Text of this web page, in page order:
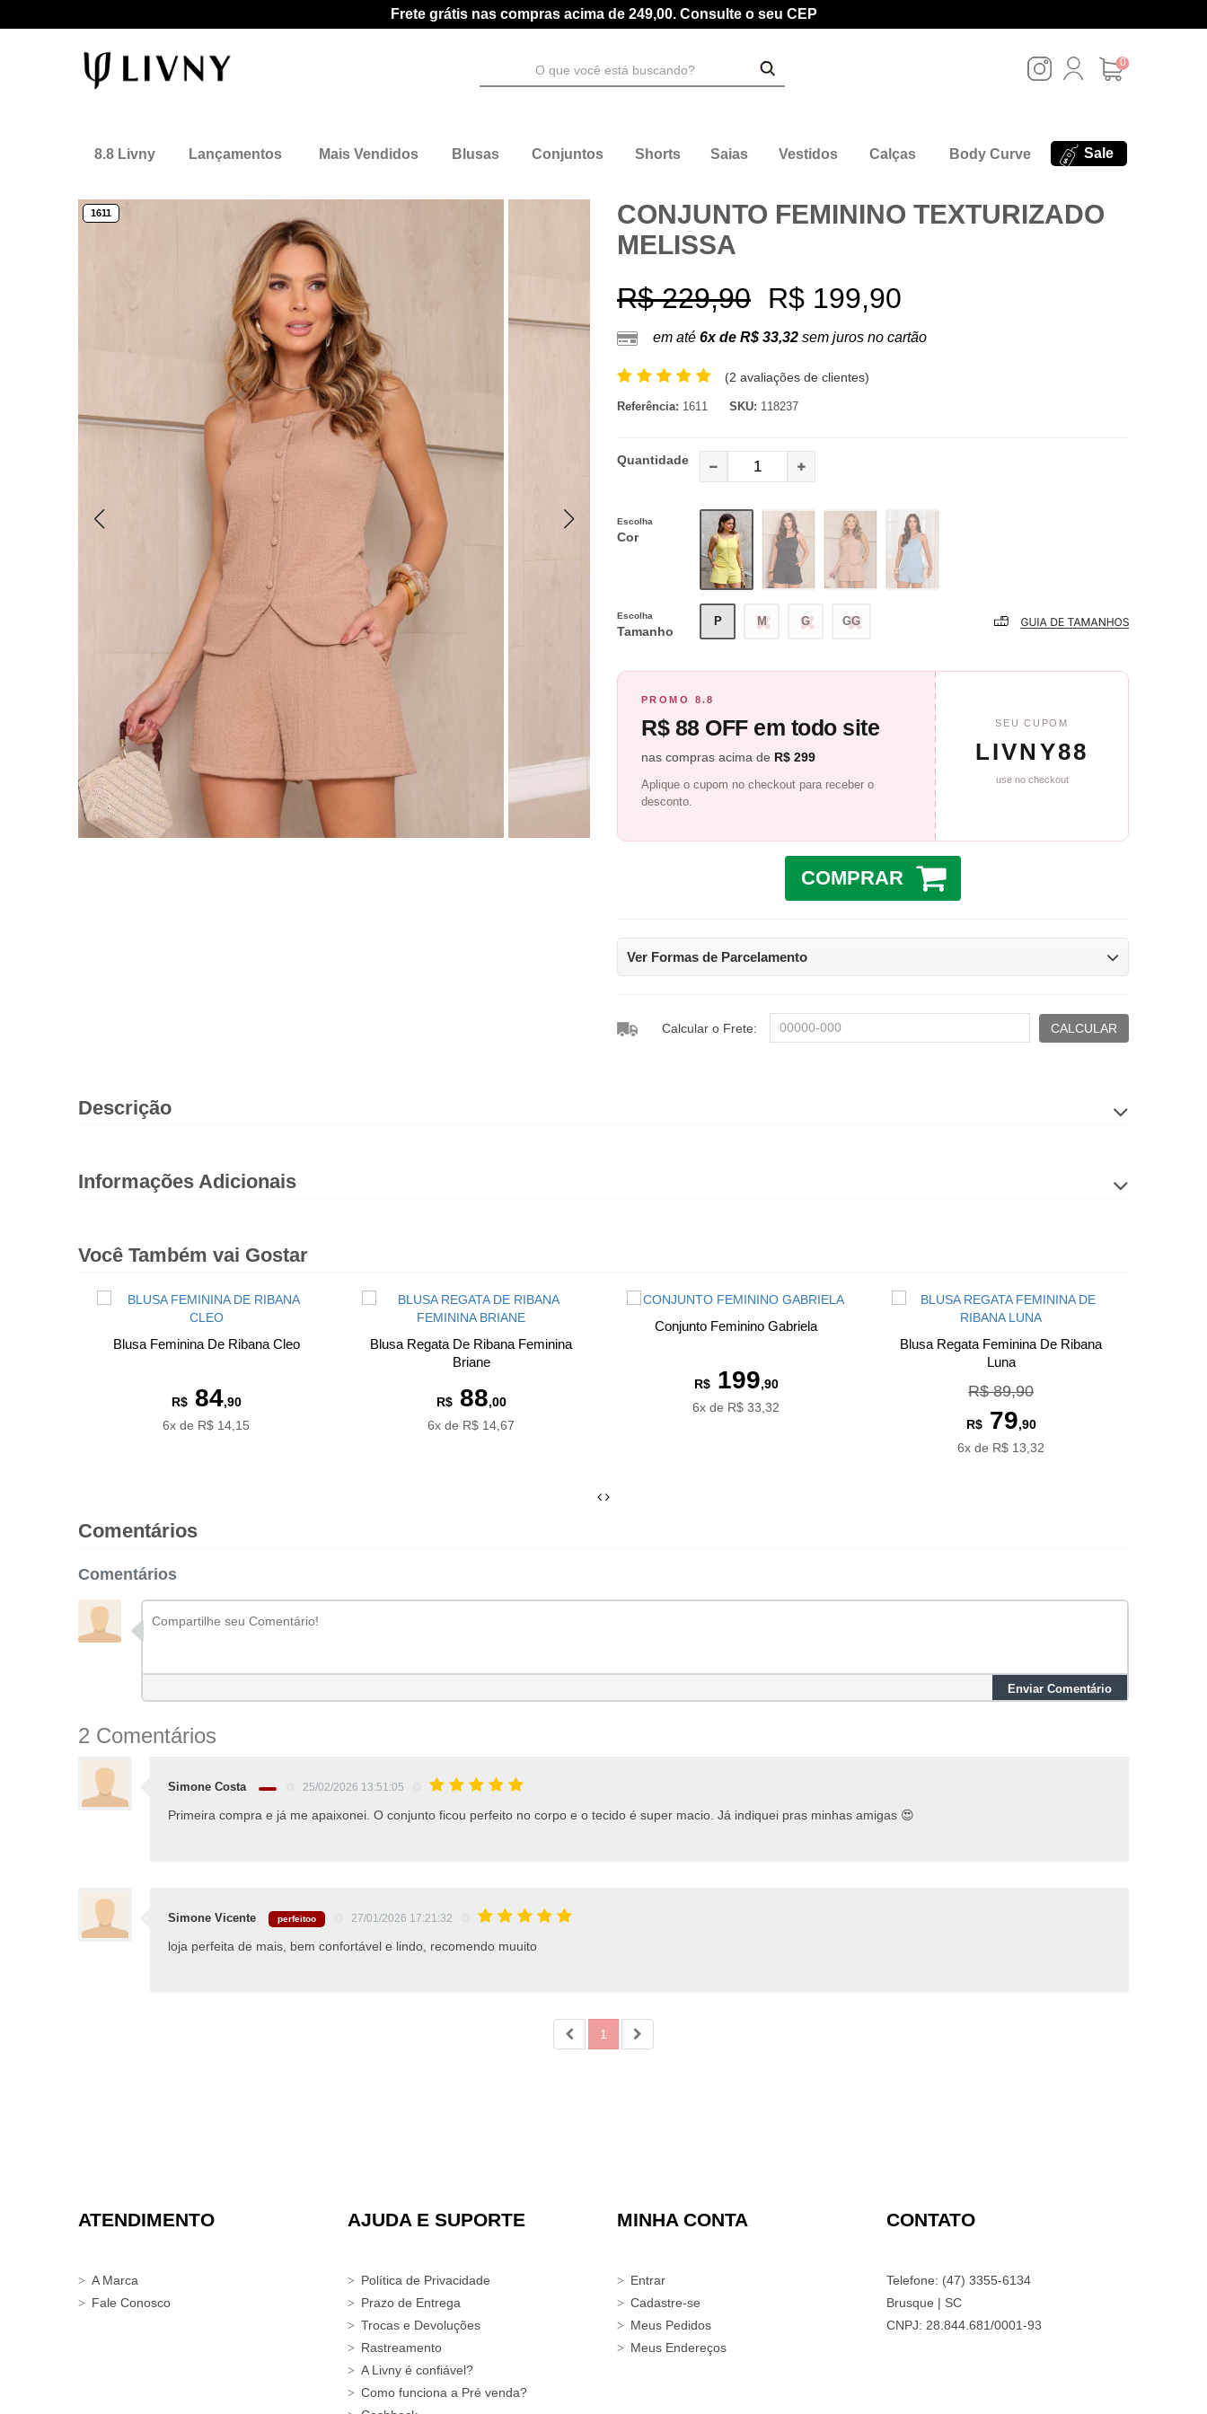
Frete grátis nas compras acima de 249,00. Consulte o seu CEP
0
8.8 Livny Lançamentos Mais Vendidos Blusas Conjuntos Shorts Saias Vestidos Calças Body Curve Sale
1611
CONJUNTO FEMININO TEXTURIZADO
MELISSA
R$ 229,90 R$ 199,90
em até 6x de R$ 33,32 sem juros no cartão
(2 avaliações de clientes)
Referência: 1611 SKU: 118237
Quantidade
Escolha
Cor
Escolha
Tamanho
P M G GG
PROMO 8.8
R$ 88 OFF em todo site
nas compras acima de R$ 299
Aplique o cupom no checkout para receber o
desconto.
SEU CUPOM
LIVNY88
use no checkout
COMPRAR
Ver Formas de Parcelamento
Calcular o Frete: CALCULAR
Descrição
Informações Adicionais
Você Também vai Gostar
Blusa Feminina De Ribana Cleo
R$84,90
6x de R$ 14,15
Blusa Regata De Ribana Feminina
Briane
R$88,00
6x de R$ 14,67
Conjunto Feminino Gabriela
R$199,90
6x de R$ 33,32
Blusa Regata Feminina De Ribana
Luna
R$ 89,90
R$79,90
6x de R$ 13,32
Comentários
Comentários
Enviar Comentário
2 Comentários
Simone Costa 25/02/2026 13:51:05
Primeira compra e já me apaixonei. O conjunto ficou perfeito no corpo e o tecido é super macio. Já indiquei pras minhas amigas 😍
Simone Vicente perfeitoo 27/01/2026 17:21:32
loja perfeita de mais, bem confortável e lindo, recomendo muuito
1
ATENDIMENTO
A Marca
Fale Conosco
AJUDA E SUPORTE
Política de Privacidade
Prazo de Entrega
Trocas e Devoluções
Rastreamento
A Livny é confiável?
Como funciona a Pré venda?
MINHA CONTA
Entrar
Cadastre-se
Meus Pedidos
Meus Endereços
CONTATO
Telefone: (47) 3355-6134
Brusque | SC
CNPJ: 28.844.681/0001-93